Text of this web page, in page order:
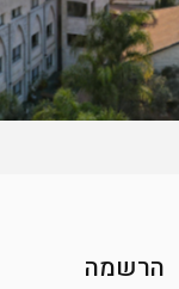
הרשמה